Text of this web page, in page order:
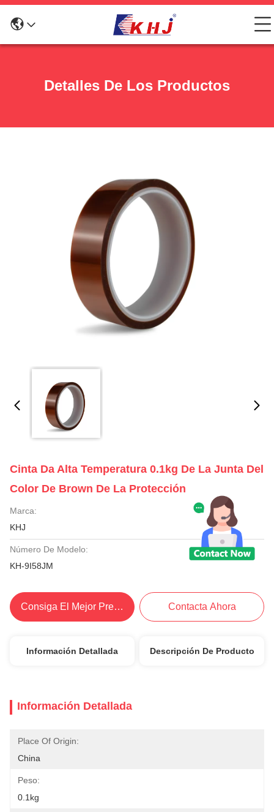
Detalles De Los Productos
Cinta Da Alta Temperatura 0.1kg De La Junta Del
Color De Brown De La Protección
Marca:
KHJ
Número De Modelo:
KH-9I58JM
Consiga El Mejor Precio Contacta Ahora
Información Detallada Descripción De Producto
Información Detallada
Place Of Origin:
China
Peso:
0.1kg